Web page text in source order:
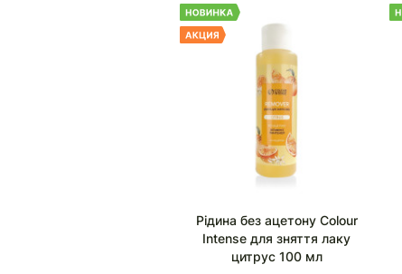
Рідина без ацетону Colour
Intense для зняття лаку
цитрус 100 мл